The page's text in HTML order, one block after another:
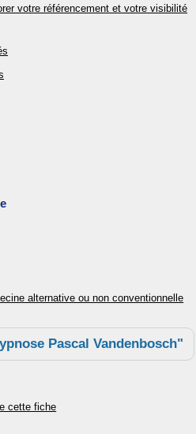
alternative ou non conventionnelle
Pascal Vandenbosch"
cette fiche